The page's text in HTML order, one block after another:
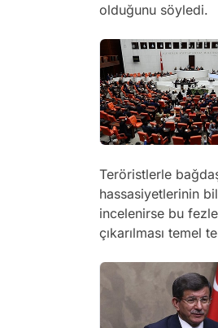
olduğunu söyledi.
Teröristlerle
hassasiyetlerinin
incelenirse bu
çıkarılması temel